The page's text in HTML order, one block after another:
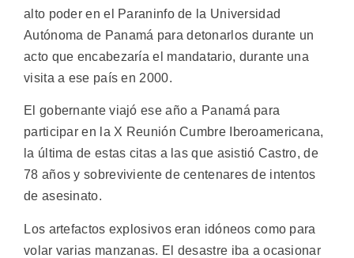
alto poder en el Paraninfo de la Universidad
Autónoma de Panamá para detonarlos durante un
acto que encabezaría el mandatario, durante una
visita a ese país en 2000.
El gobernante viajó ese año a Panamá para
participar en la X Reunión Cumbre Iberoamericana,
la última de estas citas a las que asistió Castro, de
78 años y sobreviviente de centenares de intentos
de asesinato.
Los artefactos explosivos eran idóneos como para
volar varias manzanas. El desastre iba a ocasionar